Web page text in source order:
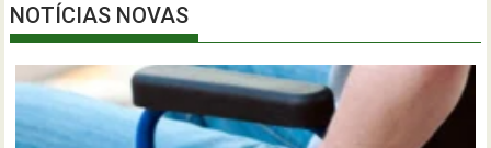
NOTÍCIAS NOVAS